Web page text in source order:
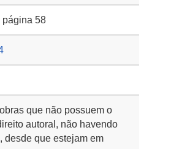
página 58
que não possuem o
autoral, não havendo
desde que estejam em